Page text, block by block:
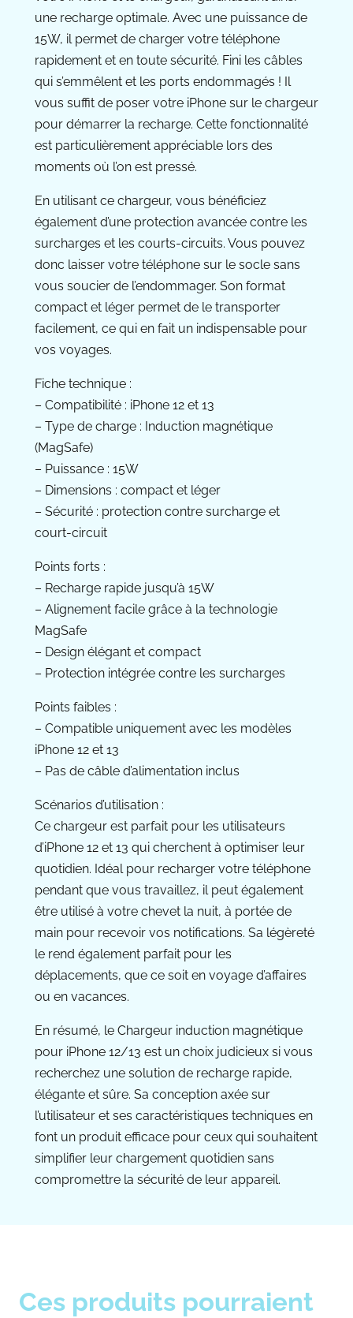
une recharge optimale. Avec une puissance de
15W, il permet de charger votre téléphone
rapidement et en toute sécurité. Fini les câbles
qui s’emmêlent et les ports endommagés ! Il
vous suffit de poser votre iPhone sur le chargeur
pour démarrer la recharge. Cette fonctionnalité
est particulièrement appréciable lors des
moments où l’on est pressé.
En utilisant ce chargeur, vous bénéficiez
également d’une protection avancée contre les
surcharges et les courts-circuits. Vous pouvez
donc laisser votre téléphone sur le socle sans
vous soucier de l’endommager. Son format
compact et léger permet de le transporter
facilement, ce qui en fait un indispensable pour
vos voyages.
Fiche technique :
– Compatibilité : iPhone 12 et 13
– Type de charge : Induction magnétique
(MagSafe)
– Puissance : 15W
– Dimensions : compact et léger
– Sécurité : protection contre surcharge et
court-circuit
Points forts :
– Recharge rapide jusqu’à 15W
– Alignement facile grâce à la technologie
MagSafe
– Design élégant et compact
– Protection intégrée contre les surcharges
Points faibles :
– Compatible uniquement avec les modèles
iPhone 12 et 13
– Pas de câble d’alimentation inclus
Scénarios d’utilisation :
Ce chargeur est parfait pour les utilisateurs
d’iPhone 12 et 13 qui cherchent à optimiser leur
quotidien. Idéal pour recharger votre téléphone
pendant que vous travaillez, il peut également
être utilisé à votre chevet la nuit, à portée de
main pour recevoir vos notifications. Sa légèreté
le rend également parfait pour les
déplacements, que ce soit en voyage d’affaires
ou en vacances.
En résumé, le Chargeur induction magnétique
pour iPhone 12/13 est un choix judicieux si vous
recherchez une solution de recharge rapide,
élégante et sûre. Sa conception axée sur
l’utilisateur et ses caractéristiques techniques en
font un produit efficace pour ceux qui souhaitent
simplifier leur chargement quotidien sans
compromettre la sécurité de leur appareil.
Ces produits pourraient